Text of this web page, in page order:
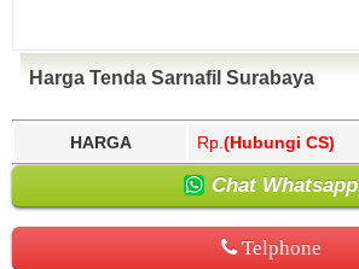
Harga Tenda Sarnafil Surabaya
HARGA Rp. (Hubungi CS)
Chat Whatsapp
Telphone